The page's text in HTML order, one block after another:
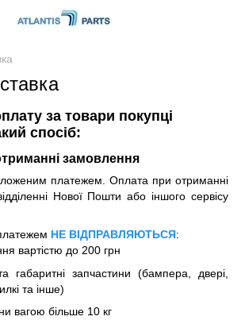
за товари покупці
спосіб:
замовлення
платежем. Оплата при отриманні
Нової Пошти або іншого сервісу
НЕ ВІДПРАВЛЯЮТЬСЯ:
вартістю до 200 грн
габаритні запчастини (бампера, двері,
та інше)
вагою більше 10 кг